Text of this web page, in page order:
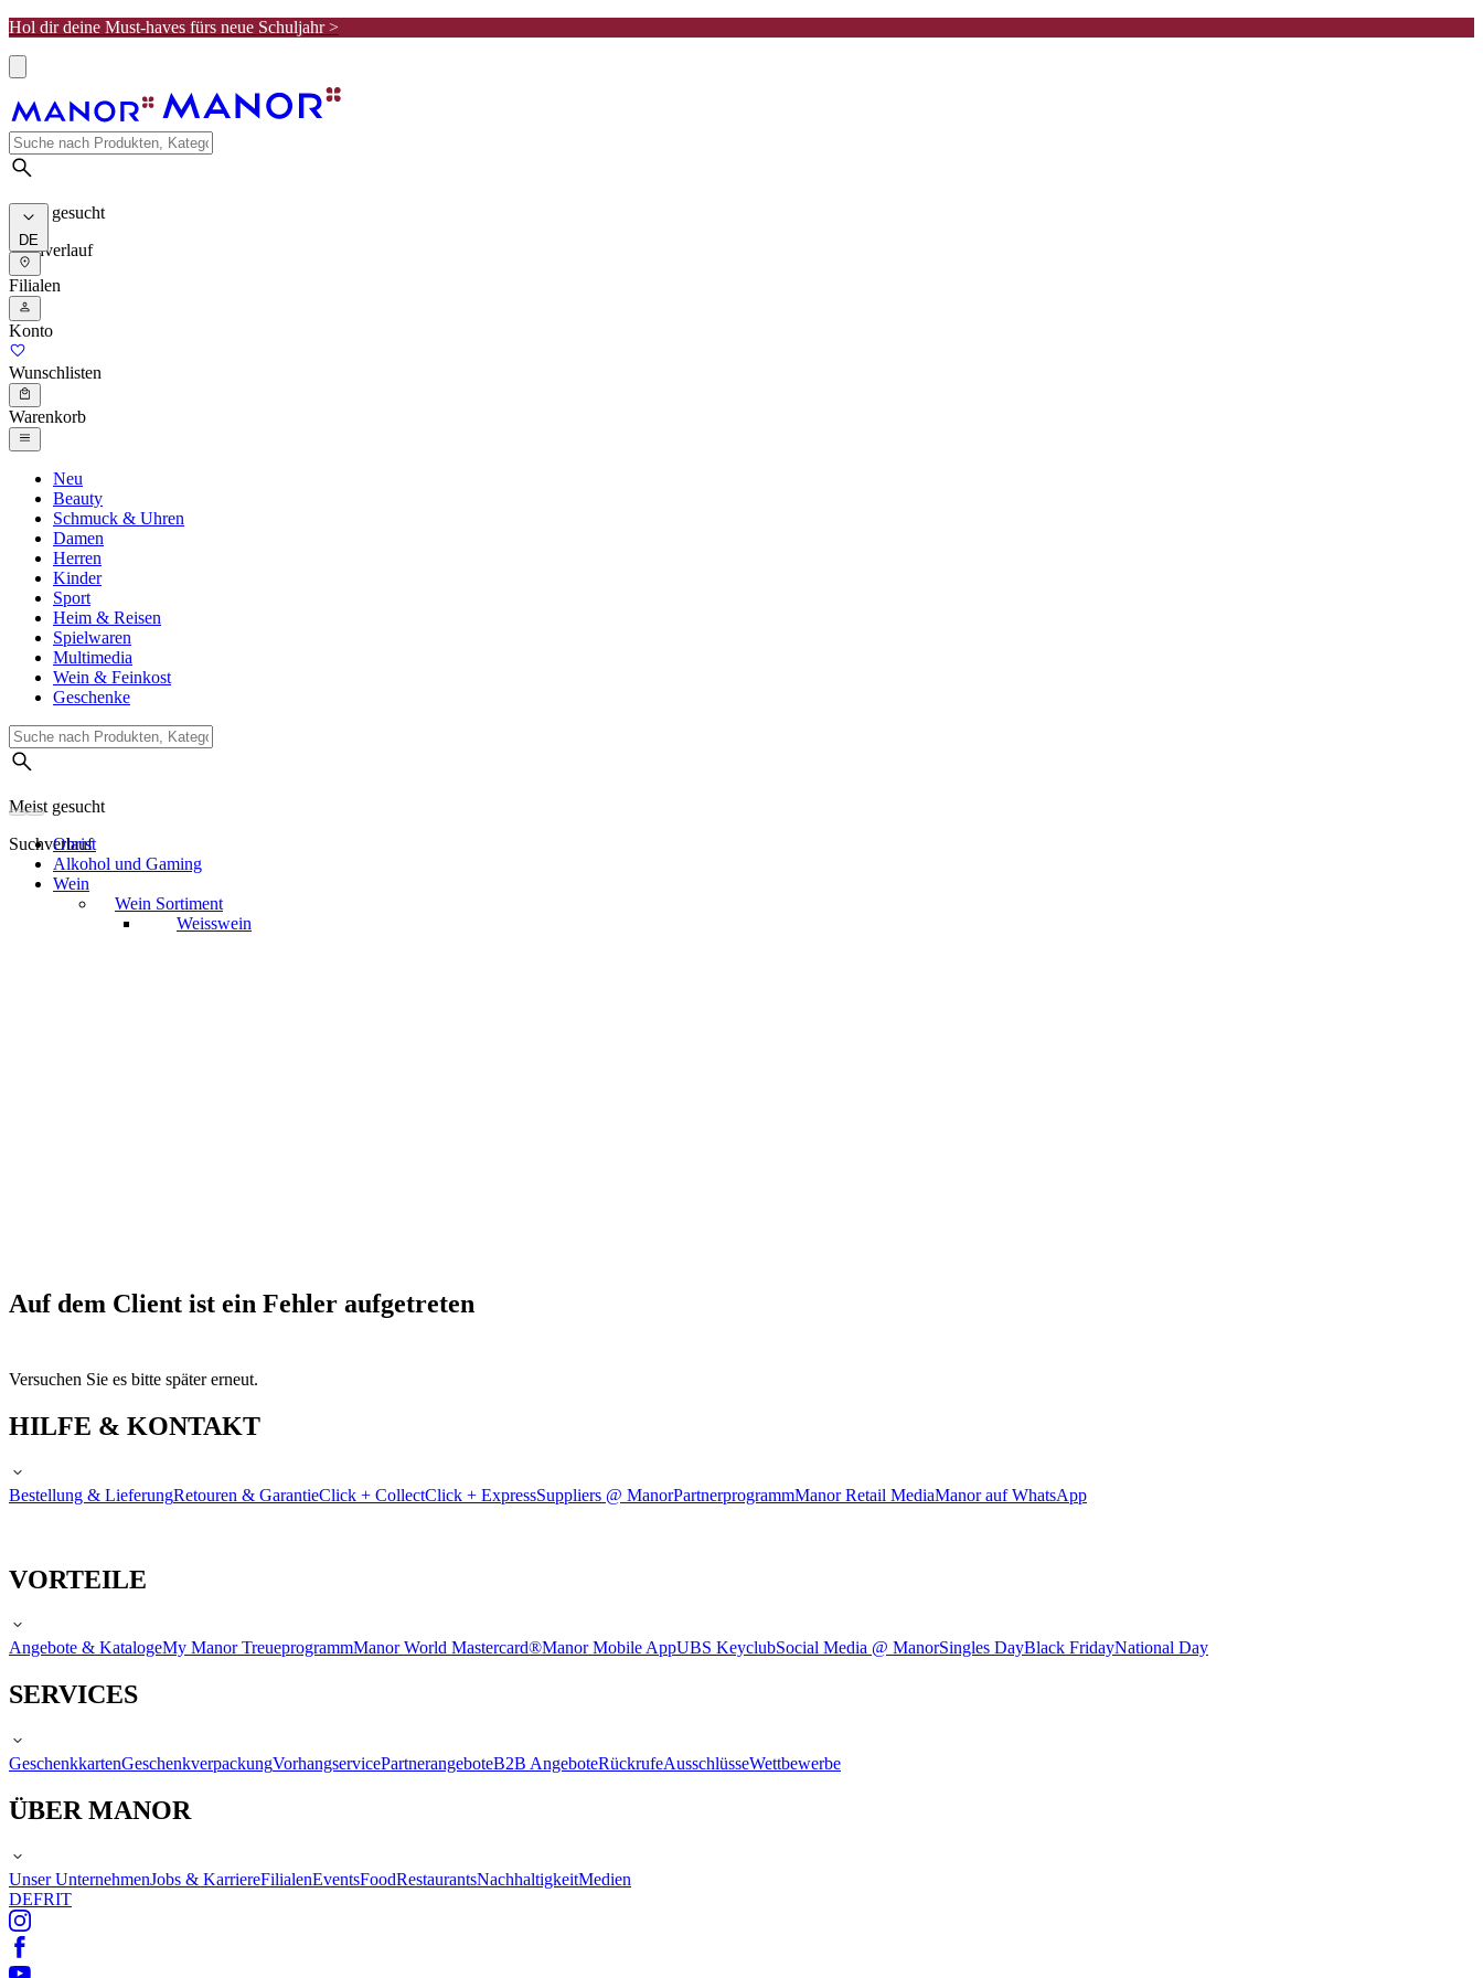
Hol dir deine Must-haves fürs neue Schuljahr >
Meist gesucht
Suchverlauf
DE
Filialen
Konto
Wunschlisten
Warenkorb
Neu
Beauty
Schmuck & Uhren
Damen
Herren
Kinder
Sport
Heim & Reisen
Spielwaren
Multimedia
Wein & Feinkost
Geschenke
Meist gesucht
Suchverlauf
Obrist
Alkohol und Gaming
Wein
Wein Sortiment
Weisswein
Auf dem Client ist ein Fehler aufgetreten
Versuchen Sie es bitte später erneut.
HILFE & KONTAKT
Bestellung & LieferungRetouren & GarantieClick + CollectClick + ExpressSuppliers @ ManorPartnerprogrammManor Retail MediaManor auf WhatsApp
VORTEILE
Angebote & KatalogeMy Manor TreueprogrammManor World Mastercard®Manor Mobile AppUBS KeyclubSocial Media @ ManorSingles DayBlack FridayNational Day
SERVICES
GeschenkkartenGeschenkverpackungVorhangservicePartnerangeboteB2B AngeboteRückrufeAusschlüsseWettbewerbe
ÜBER MANOR
Unser UnternehmenJobs & KarriereFilialenEventsFoodRestaurantsNachhaltigkeitMedien
DEFRIT